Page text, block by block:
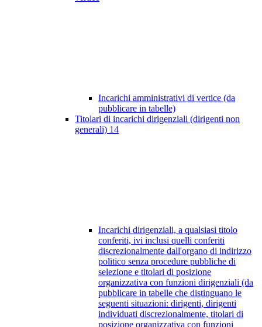
Incarichi amministrativi di vertice (da
pubblicare in tabelle)
Titolari di incarichi dirigenziali (dirigenti non
generali) 14
Incarichi dirigenziali, a qualsiasi titolo
conferiti, ivi inclusi quelli conferiti
discrezionalmente dall'organo di indirizzo
politico senza procedure pubbliche di
selezione e titolari di posizione
organizzativa con funzioni dirigenziali (da
pubblicare in tabelle che distinguano le
seguenti situazioni: dirigenti, dirigenti
individuati discrezionalmente, titolari di
posizione organizzativa con funzioni